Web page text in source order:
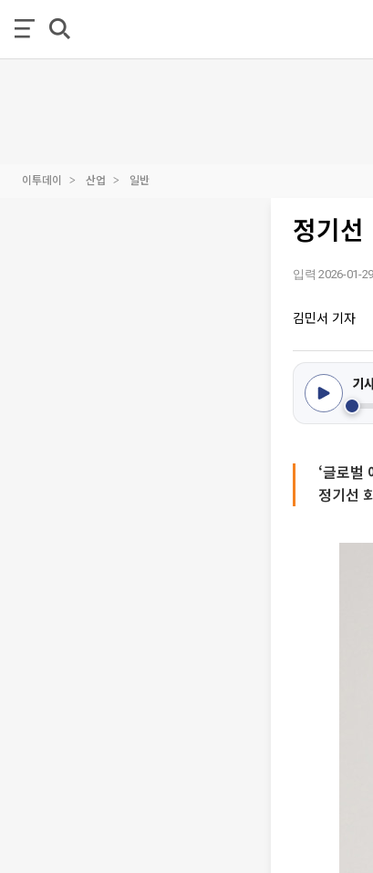
이투데이 산업 일반
정기
입력 2026-01-
김민서 기자
기
‘글로벌
정기선